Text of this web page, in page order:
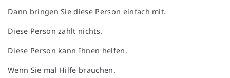
Dann bringen Sie diese Person einfach mit.
Diese Person zahlt nichts.
Diese Person kann Ihnen helfen.
Wenn Sie mal Hilfe brauchen.